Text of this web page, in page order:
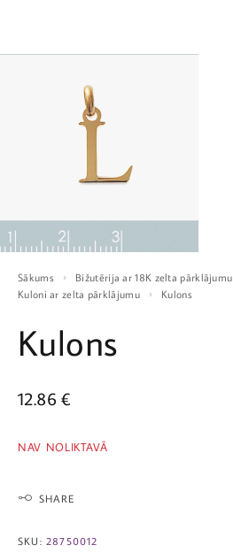
Sākums
Bižutērija ar 18K zelta pārklājumu
Kuloni ar zelta pārklājumu
Kulons
Kulons
12.86€
NAV NOLIKTAVĀ
SHARE
SKU: 28750012